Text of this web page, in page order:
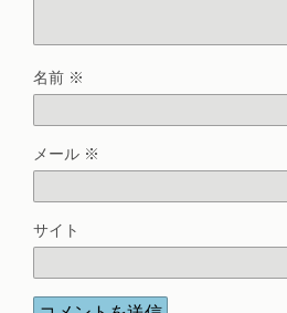
名前 ※
メール ※
サイト